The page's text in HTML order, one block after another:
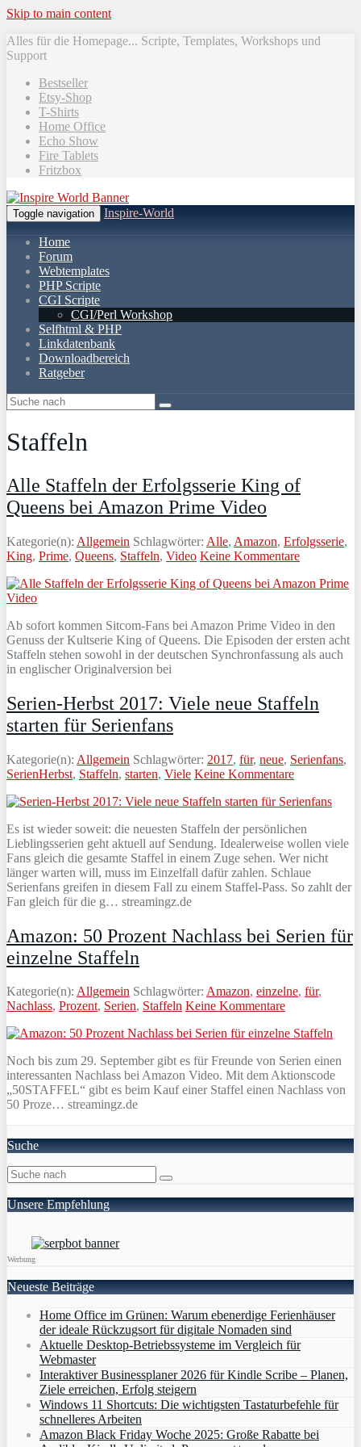
Skip to main content
Alles für die Homepage... Scripte, Templates, Workshops und
Support
Bestseller
Etsy-Shop
T-Shirts
Home Office
Echo Show
Fire Tablets
Fritzbox
Toggle navigation Inspire-World
Home
Forum
Webtemplates
PHP Scripte
CGI Scripte
CGI/Perl Workshop
Selfhtml & PHP
Linkdatenbank
Downloadbereich
Ratgeber
Staffeln
Alle Staffeln der Erfolgsserie King of
Queens bei Amazon Prime Video
Kategorie(n): Allgemein Schlagwörter: Alle, Amazon, Erfolgsserie,
King, Prime, Queens, Staffeln, Video Keine Kommentare
Ab sofort kommen Sitcom-Fans bei Amazon Prime Video in den
Genuss der Kultserie King of Queens. Die Episoden der ersten acht
Staffeln stehen sowohl in der deutschen Synchronfassung als auch
in englischer Originalversion bei
Serien-Herbst 2017: Viele neue Staffeln
starten für Serienfans
Kategorie(n): Allgemein Schlagwörter: 2017, für, neue, Serienfans,
SerienHerbst, Staffeln, starten, Viele Keine Kommentare
Es ist wieder soweit: die neuesten Staffeln der persönlichen
Lieblingsserien geht aktuell auf Sendung. Idealerweise wollen viele
Fans gleich die gesamte Staffel in einem Zuge sehen. Wer nicht
länger warten will, muss im Einzelfall dafür zahlen. Schlaue
Serienfans greifen in diesem Fall zu einem Staffel-Pass. So zahlt der
Fan gleich für die g… streamingz.de
Amazon: 50 Prozent Nachlass bei Serien für
einzelne Staffeln
Kategorie(n): Allgemein Schlagwörter: Amazon, einzelne, für,
Nachlass, Prozent, Serien, Staffeln Keine Kommentare
Noch bis zum 29. September gibt es für Freunde von Serien einen
interessanten Nachlass bei Amazon Video. Mit dem Aktionscode
„50STAFFEL“ gibt es beim Kauf einer Staffel einen Nachlass von
50 Proze… streamingz.de
Suche
Unsere Empfehlung
Werbung
Neueste Beiträge
Home Office im Grünen: Warum ebenerdige Ferienhäuser
der ideale Rückzugsort für digitale Nomaden sind
Aktuelle Desktop-Betriebssysteme im Vergleich für
Webmaster
Interaktiver Businessplaner 2026 für Kindle Scribe – Planen,
Ziele erreichen, Erfolg steigern
Windows 11 Shortcuts: Die wichtigsten Tastaturbefehle für
schnelleres Arbeiten
Amazon Black Friday Woche 2025: Große Rabatte bei